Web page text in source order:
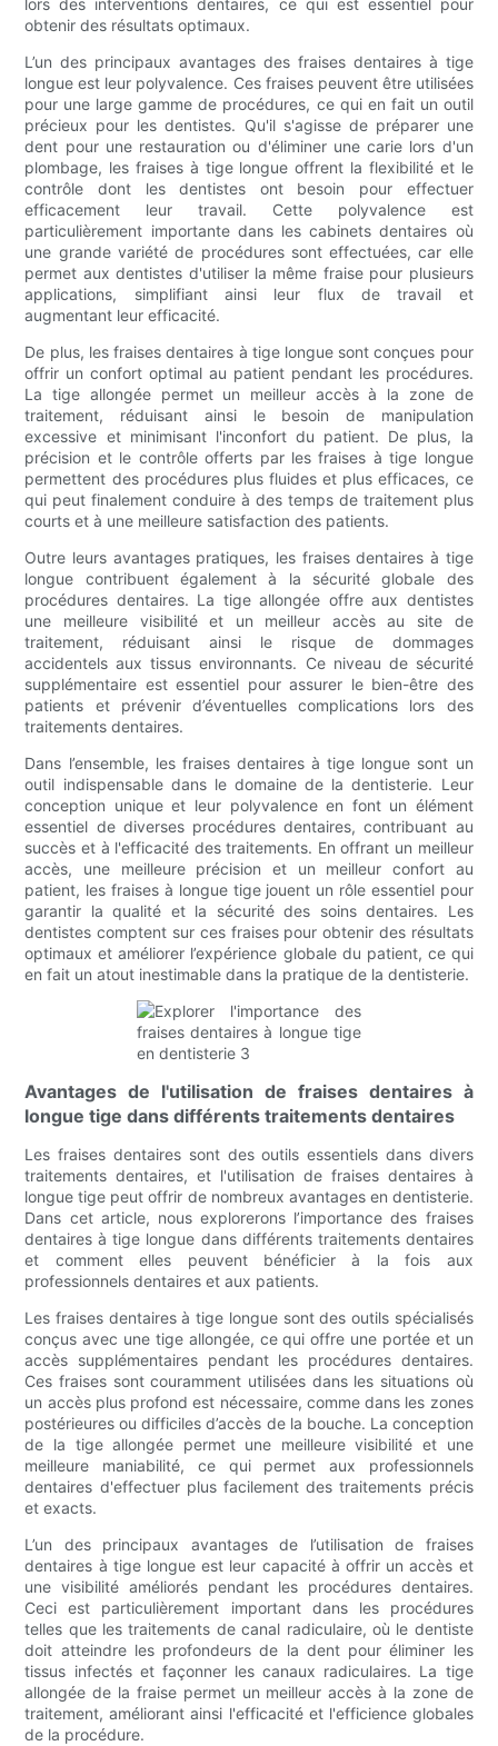
lors des interventions dentaires, ce qui est essentiel pour
obtenir des résultats optimaux.
L’un des principaux avantages des fraises dentaires à tige
longue est leur polyvalence. Ces fraises peuvent être utilisées
pour une large gamme de procédures, ce qui en fait un outil
précieux pour les dentistes. Qu'il s'agisse de préparer une
dent pour une restauration ou d'éliminer une carie lors d'un
plombage, les fraises à tige longue offrent la flexibilité et le
contrôle dont les dentistes ont besoin pour effectuer
efficacement leur travail. Cette polyvalence est
particulièrement importante dans les cabinets dentaires où
une grande variété de procédures sont effectuées, car elle
permet aux dentistes d'utiliser la même fraise pour plusieurs
applications, simplifiant ainsi leur flux de travail et
augmentant leur efficacité.
De plus, les fraises dentaires à tige longue sont conçues pour
offrir un confort optimal au patient pendant les procédures.
La tige allongée permet un meilleur accès à la zone de
traitement, réduisant ainsi le besoin de manipulation
excessive et minimisant l'inconfort du patient. De plus, la
précision et le contrôle offerts par les fraises à tige longue
permettent des procédures plus fluides et plus efficaces, ce
qui peut finalement conduire à des temps de traitement plus
courts et à une meilleure satisfaction des patients.
Outre leurs avantages pratiques, les fraises dentaires à tige
longue contribuent également à la sécurité globale des
procédures dentaires. La tige allongée offre aux dentistes
une meilleure visibilité et un meilleur accès au site de
traitement, réduisant ainsi le risque de dommages
accidentels aux tissus environnants. Ce niveau de sécurité
supplémentaire est essentiel pour assurer le bien-être des
patients et prévenir d’éventuelles complications lors des
traitements dentaires.
Dans l’ensemble, les fraises dentaires à tige longue sont un
outil indispensable dans le domaine de la dentisterie. Leur
conception unique et leur polyvalence en font un élément
essentiel de diverses procédures dentaires, contribuant au
succès et à l'efficacité des traitements. En offrant un meilleur
accès, une meilleure précision et un meilleur confort au
patient, les fraises à longue tige jouent un rôle essentiel pour
garantir la qualité et la sécurité des soins dentaires. Les
dentistes comptent sur ces fraises pour obtenir des résultats
optimaux et améliorer l’expérience globale du patient, ce qui
en fait un atout inestimable dans la pratique de la dentisterie.
Avantages de l'utilisation de fraises dentaires à
longue tige dans différents traitements dentaires
Les fraises dentaires sont des outils essentiels dans divers
traitements dentaires, et l'utilisation de fraises dentaires à
longue tige peut offrir de nombreux avantages en dentisterie.
Dans cet article, nous explorerons l’importance des fraises
dentaires à tige longue dans différents traitements dentaires
et comment elles peuvent bénéficier à la fois aux
professionnels dentaires et aux patients.
Les fraises dentaires à tige longue sont des outils spécialisés
conçus avec une tige allongée, ce qui offre une portée et un
accès supplémentaires pendant les procédures dentaires.
Ces fraises sont couramment utilisées dans les situations où
un accès plus profond est nécessaire, comme dans les zones
postérieures ou difficiles d’accès de la bouche. La conception
de la tige allongée permet une meilleure visibilité et une
meilleure maniabilité, ce qui permet aux professionnels
dentaires d'effectuer plus facilement des traitements précis
et exacts.
L’un des principaux avantages de l’utilisation de fraises
dentaires à tige longue est leur capacité à offrir un accès et
une visibilité améliorés pendant les procédures dentaires.
Ceci est particulièrement important dans les procédures
telles que les traitements de canal radiculaire, où le dentiste
doit atteindre les profondeurs de la dent pour éliminer les
tissus infectés et façonner les canaux radiculaires. La tige
allongée de la fraise permet un meilleur accès à la zone de
traitement, améliorant ainsi l'efficacité et l'efficience globales
de la procédure.